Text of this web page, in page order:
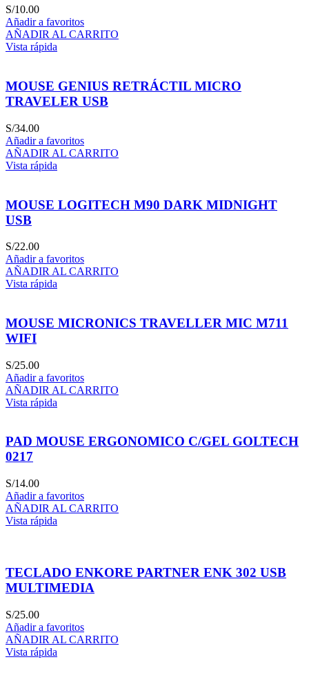
S/10.00
Añadir a favoritos
AÑADIR AL CARRITO
Vista rápida
MOUSE GENIUS RETRÁCTIL MICRO
TRAVELER USB
S/34.00
Añadir a favoritos
AÑADIR AL CARRITO
Vista rápida
MOUSE LOGITECH M90 DARK MIDNIGHT
USB
S/22.00
Añadir a favoritos
AÑADIR AL CARRITO
Vista rápida
MOUSE MICRONICS TRAVELLER MIC M711
WIFI
S/25.00
Añadir a favoritos
AÑADIR AL CARRITO
Vista rápida
PAD MOUSE ERGONOMICO C/GEL GOLTECH
0217
S/14.00
Añadir a favoritos
AÑADIR AL CARRITO
Vista rápida
TECLADO ENKORE PARTNER ENK 302 USB
MULTIMEDIA
S/25.00
Añadir a favoritos
AÑADIR AL CARRITO
Vista rápida